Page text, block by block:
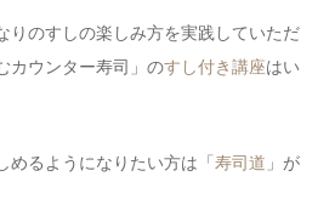
りのすしの楽しみ方を実践していただ
カウンター寿司」のすし付き講座はい
めるようになりたい方は「寿司道 」が